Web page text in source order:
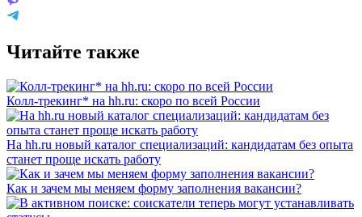
Читайте также
Колл-трекинг* на hh.ru: скоро по всей России
На hh.ru новый каталог специализаций: кандидатам без опыта
станет проще искать работу
Как и зачем мы меняем форму заполнения вакансии?